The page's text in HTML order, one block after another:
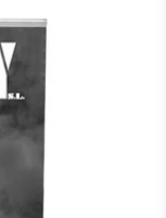
acuerdo a tu
categoría,
logotipos se
Roll Up son
lo que los
y versátil